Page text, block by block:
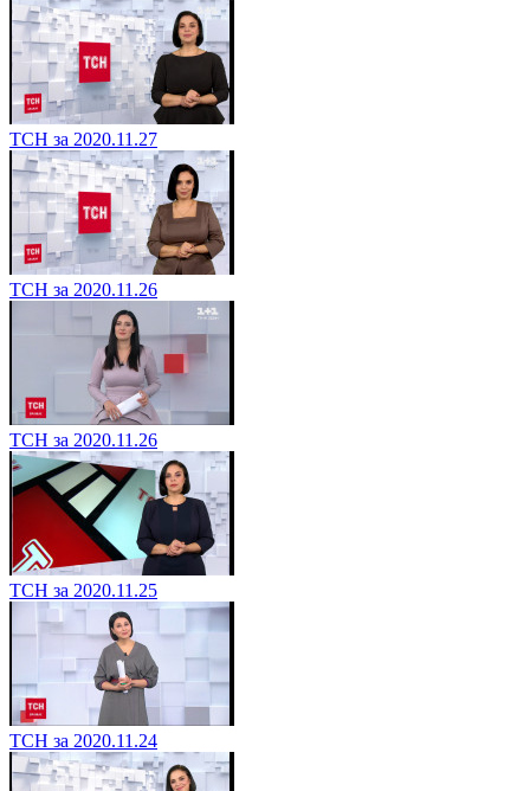
ТСН за 2020.11.27
ТСН за 2020.11.26
ТСН за 2020.11.26
ТСН за 2020.11.25
ТСН за 2020.11.24